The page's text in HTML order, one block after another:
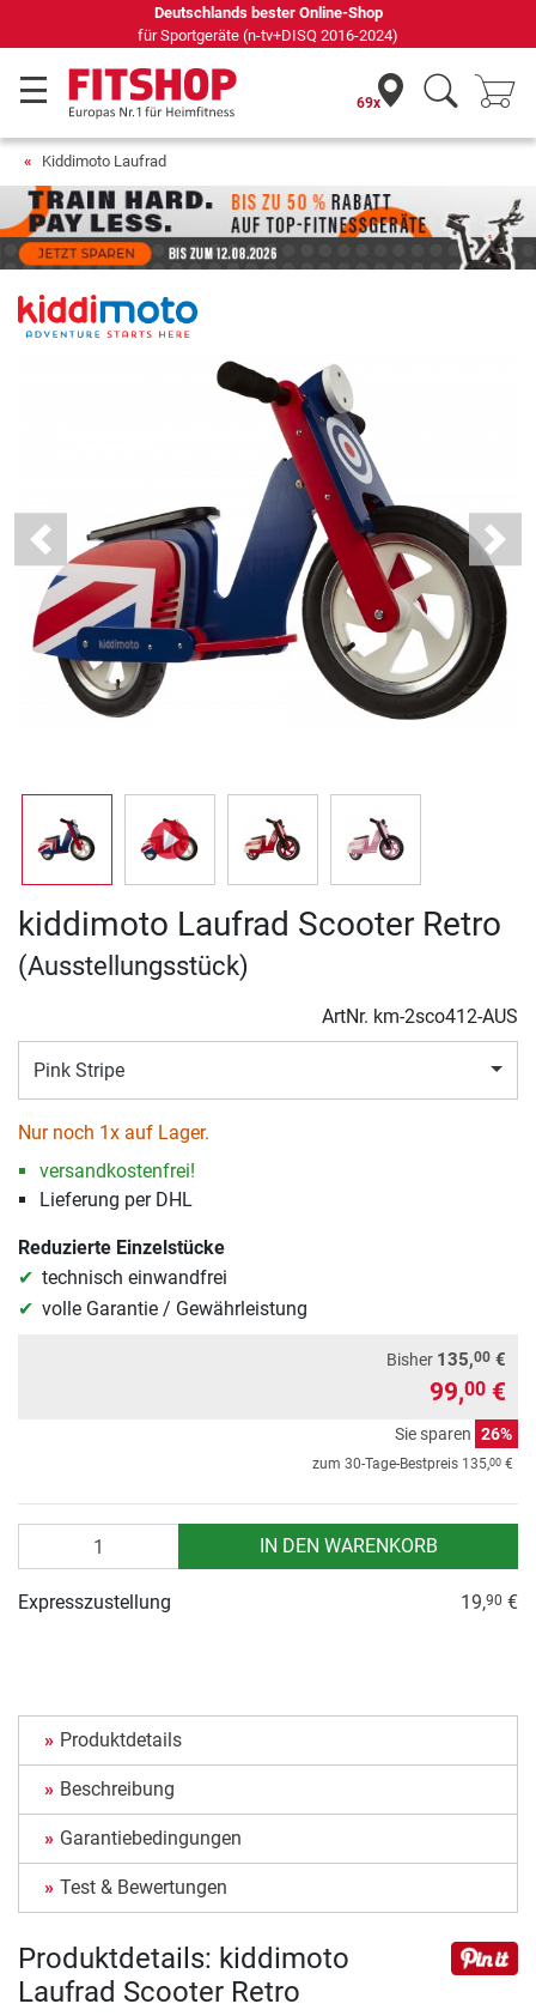
Deutschlands bester Online-Shop
für Sportgeräte (n-tv+DISQ 2016-2024)
69x
Kiddimoto Laufrad
Previous Next
kiddimoto Laufrad Scooter Retro
(Ausstellungsstück)
ArtNr. km-2sco412-AUS
Pink Stripe
Nur noch 1x auf Lager.
versandkostenfrei!
Lieferung per DHL
Reduzierte Einzelstücke
technisch einwandfrei
volle Garantie / Gewährleistung
Bisher 135,00 €
99,00 €
Sie sparen 26%
zum 30-Tage-Bestpreis 135,00 €
IN DEN WARENKORB
Expresszustellung 19,90 €
Produktdetails
Beschreibung
Garantiebedingungen
Test & Bewertungen
Produktdetails: kiddimoto
Laufrad Scooter Retro